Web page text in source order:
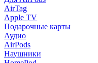
AirTag
Apple TV
Подарочные карты
Аудио
AirPods
Наушники